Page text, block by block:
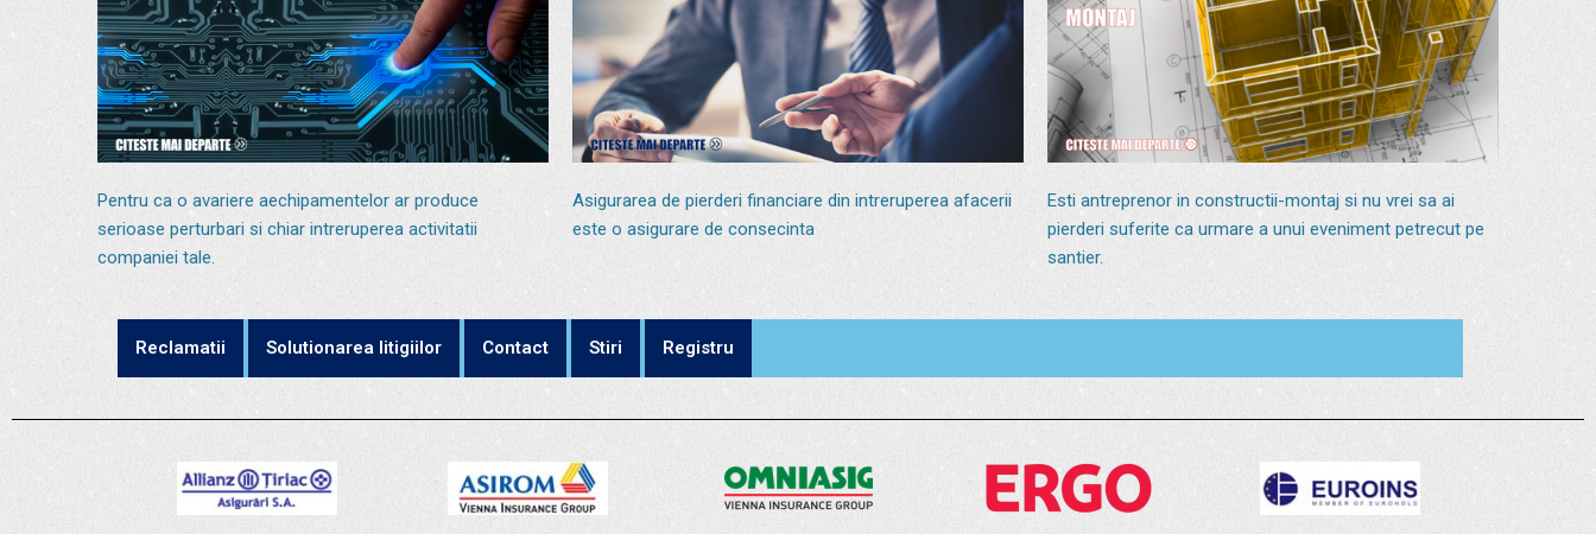
Pentru ca o avariere aechipamentelor ar produce
serioase perturbari si chiar intreruperea activitatii
companiei tale.
Asigurarea de pierderi financiare din intreruperea afacerii
este o asigurare de consecinta
Esti antreprenor in constructii-montaj si nu vrei sa ai
pierderi suferite ca urmare a unui eveniment petrecut pe
santier.
Reclamatii Solutionarea litigiilor Contact Stiri Registru